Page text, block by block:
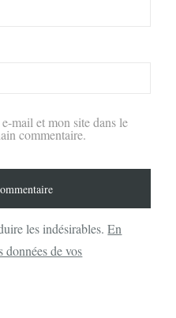
mail et mon site dans le
commentaire.
les indésirables.En
données de vos